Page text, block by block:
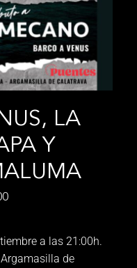
LA
Y
a las 21:00h.
de